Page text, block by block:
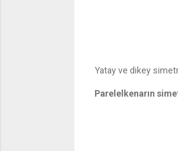
Yatay ve dikey
Parelelkenarın